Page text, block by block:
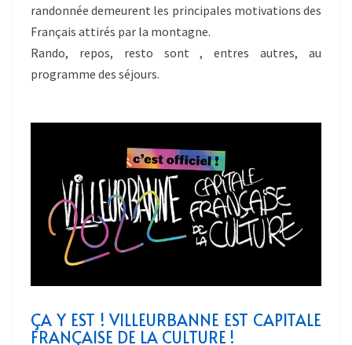
randonnée demeurent les principales motivations des
Français attirés par la montagne.
Rando, repos, resto sont , entres autres, au
programme des séjours.
ÇA Y EST ! VILLEURBANNE EST CAPITALE
FRANÇAISE DE LA CULTURE !